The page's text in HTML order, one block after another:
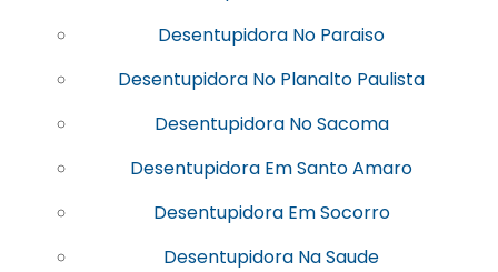
Desentupidora No Paraiso
Desentupidora No Planalto Paulista
Desentupidora No Sacoma
Desentupidora Em Santo Amaro
Desentupidora Em Socorro
Desentupidora Na Saude